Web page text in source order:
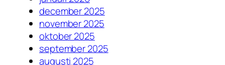
december 2025
november 2025
oktober 2025
september 2025
augusti 2025